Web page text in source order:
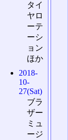
タイ
ヤロ
ーテ
ーシ
ョン
ほか
2018-
10-
27(Sat)
ブラ
ザー
ミュ
ージ